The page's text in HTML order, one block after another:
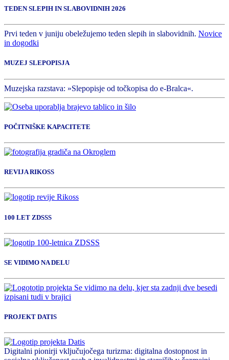
TEDEN SLEPIH IN SLABOVIDNIH 2026
Prvi teden v juniju obeležujemo teden slepih in slabovidnih. Novice
in dogodki
MUZEJ SLEPOPISJA
Muzejska razstava: »Slepopisje od točkopisa do e-Bralca«.
POČITNIŠKE KAPACITETE
REVIJA RIKOSS
100 LET ZDSSS
SE VIDIMO NA DELU
PROJEKT DATIS
Digitalni pionirji vključujočega turizma: digitalna dostopnost in